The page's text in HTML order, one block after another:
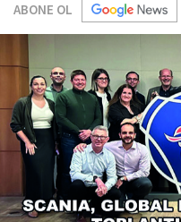
ABONE OL